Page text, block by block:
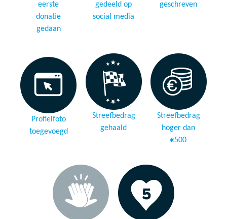
eerste
donatie
gedaan
gedeeld op
social media
geschreven
Profielfoto
toegevoegd
Streefbedrag
gehaald
Streefbedrag
hoger dan
€500